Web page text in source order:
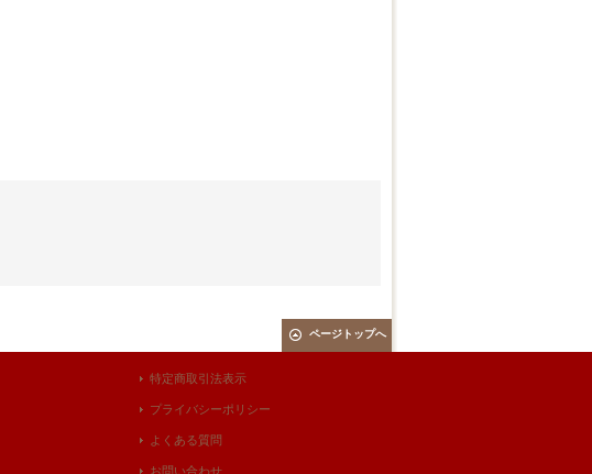
ページトップへ
特定商取引法表示
プライバシーポリシー
よくある質問
お問い合わせ